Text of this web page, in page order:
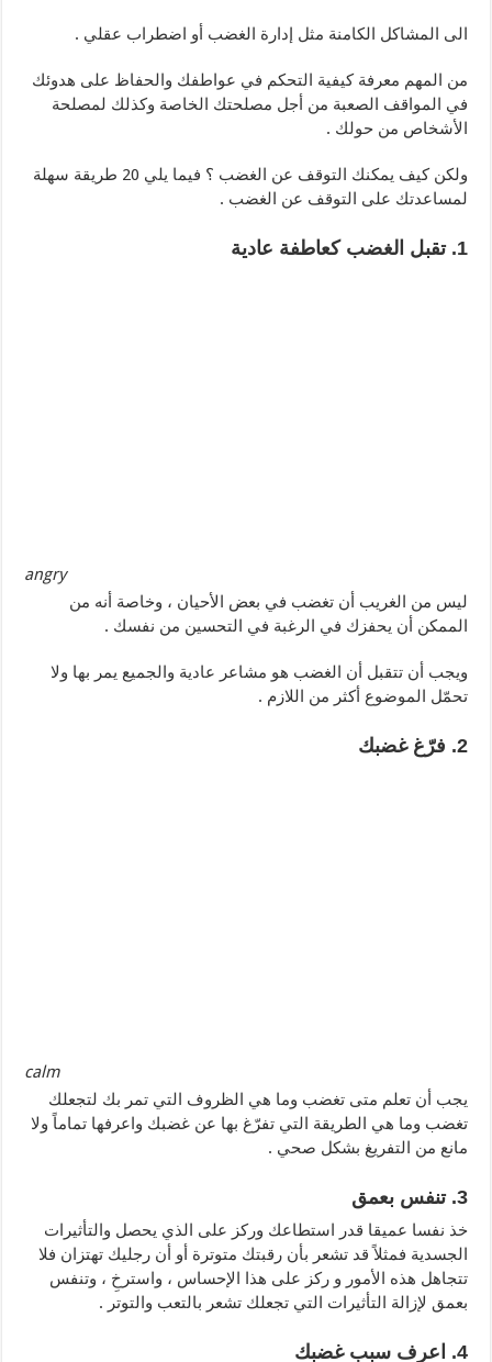
الى المشاكل الكامنة مثل إدارة الغضب أو اضطراب عقلي .
من المهم معرفة كيفية التحكم في عواطفك والحفاظ على هدوئك
في المواقف الصعبة من أجل مصلحتك الخاصة وكذلك لمصلحة
الأشخاص من حولك .
ولكن كيف يمكنك التوقف عن الغضب ؟ فيما يلي 20 طريقة سهلة
لمساعدتك على التوقف عن الغضب .
1. تقبل الغضب كعاطفة عادية
angry
ليس من الغريب أن تغضب في بعض الأحيان ، وخاصة أنه من
الممكن أن يحفزك في الرغبة في التحسين من نفسك .
ويجب أن تتقبل أن الغضب هو مشاعر عادية والجميع يمر بها ولا
تحمّل الموضوع أكثر من اللازم .
2. فرّغ غضبك
calm
يجب أن تعلم متى تغضب وما هي الظروف التي تمر بك لتجعلك
تغضب وما هي الطريقة التي تفرّغ بها عن غضبك واعرفها تماماً ولا
مانع من التفريغ بشكل صحي .
3. تنفس بعمق
خذ نفسا عميقا قدر استطاعك وركز على الذي يحصل والتأثيرات
الجسدية فمثلاً قد تشعر بأن رقبتك متوترة أو أن رجليك تهتزان فلا
تتجاهل هذه الأمور و ركز على هذا الإحساس ، واسترخِ ، وتنفس
بعمق لإزالة التأثيرات التي تجعلك تشعر بالتعب والتوتر .
4. اعرف سبب غضبك